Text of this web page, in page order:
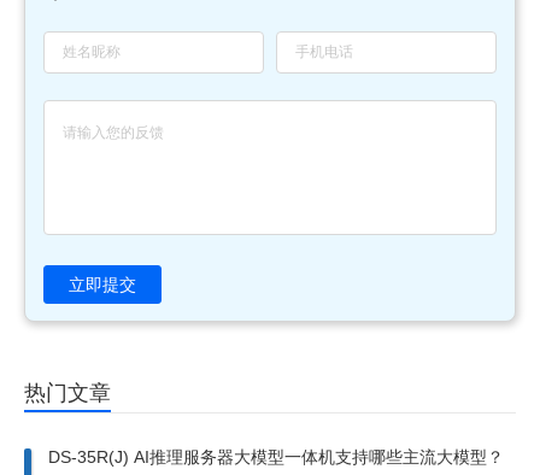
立即提交
热门文章
DS-35R(J) AI推理服务器大模型一体机支持哪些主流大模型？